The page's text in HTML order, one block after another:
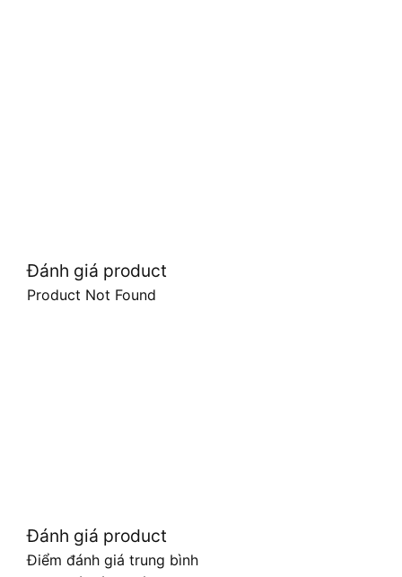
Đánh giá product
Product Not Found
Đánh giá product
Điểm đánh giá trung bình